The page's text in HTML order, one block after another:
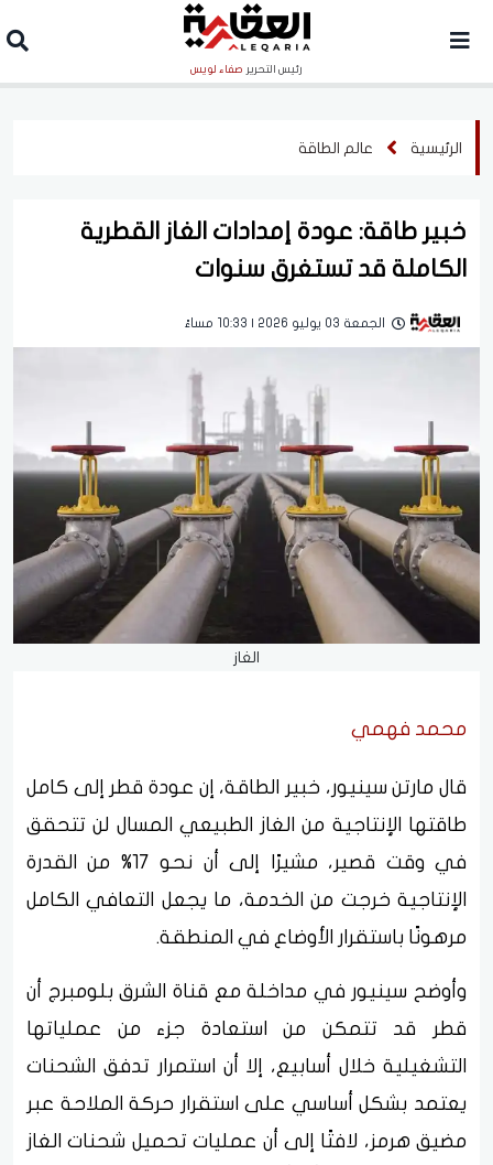
رئيس التحرير صفاء لويس
الرئيسية عالم الطاقة
خبير طاقة: عودة إمدادات الغاز القطرية
الكاملة قد تستغرق سنوات
الجمعة 03 يوليو 2026 | 10:33 مساءً
الغاز
محمد فهمي
قال مارتن سينيور، خبير الطاقة، إن عودة قطر إلى كامل
طاقتها الإنتاجية من الغاز الطبيعي المسال لن تتحقق
في وقت قصير، مشيرًا إلى أن نحو 17% من القدرة
الإنتاجية خرجت من الخدمة، ما يجعل التعافي الكامل
مرهونًا باستقرار الأوضاع في المنطقة.
وأوضح سينيور في مداخلة مع قناة الشرق بلومبرج أن
قطر قد تتمكن من استعادة جزء من عملياتها
التشغيلية خلال أسابيع، إلا أن استمرار تدفق الشحنات
يعتمد بشكل أساسي على استقرار حركة الملاحة عبر
مضيق هرمز، لافتًا إلى أن عمليات تحميل شحنات الغاز